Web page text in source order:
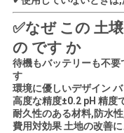
✅なぜ この 土
の です か
待機もバッテリーも不
す
環境に優しいデザイン
高度な精度±0.2 pH 精度
耐久性のある材料,防水
費用対効果 土地の改善